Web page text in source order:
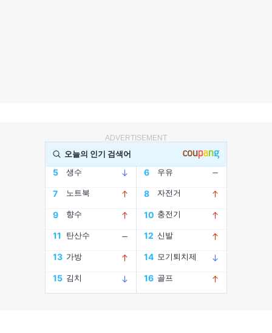
ADVERTISEMENT